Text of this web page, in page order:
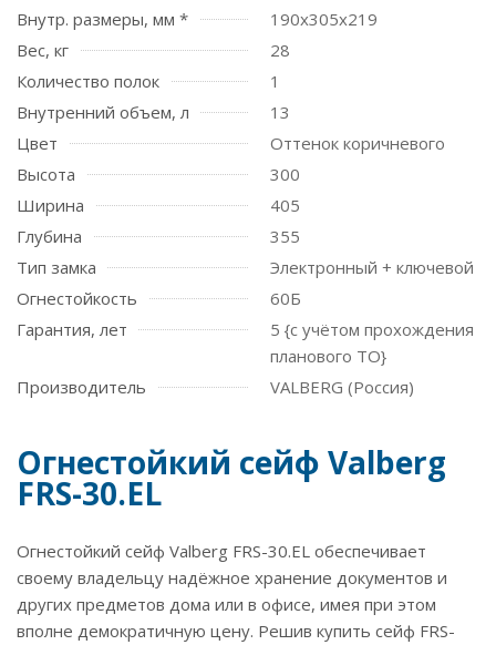
Внутр. размеры, мм *
190x305x219
Вес, кг
28
Количество полок
1
Внутренний объем, л
13
Цвет
Оттенок коричневого
Высота
300
Ширина
405
Глубина
355
Тип замка
Электронный + ключевой
Огнестойкость
60Б
Гарантия, лет
5 {с учётом прохождения
планового ТО}
Производитель
VALBERG (Россия)
Огнестойкий сейф Valberg
FRS-30.EL
Огнестойкий сейф Valberg FRS-30.EL обеспечивает
своему владельцу надёжное хранение документов и
других предметов дома или в офисе, имея при этом
вполне демократичную цену. Решив купить сейф FRS-